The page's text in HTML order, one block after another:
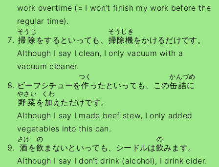
work overtime (= I won’t finish my work before the
regular time).
掃除
そうじ
をするといっても、 掃除機
そうじき
をかけるだけです。
Although I say I clean, I only vacuum with a
vacuum cleaner.
ビーフシチューを作
つく
ったといっても、この缶詰に
かんづめ
野菜
やさい
を加
くわ
えただけです。
Although I say I made beef stew, I only added
vegetables into this can.
酒
さけ
を飲
の
まないといっても、シードルは飲
の
みます。
Although I say I don’t drink (alcohol), I drink cider.